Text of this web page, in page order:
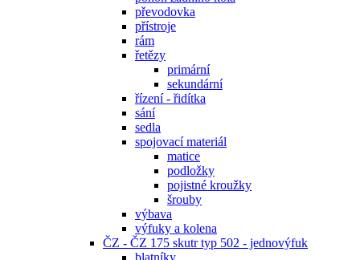
převodovka
přístroje
rám
řetězy
primární
sekundární
řízení - řidítka
sání
sedla
spojovací materiál
matice
podložky
pojistné kroužky
šrouby
výbava
výfuky a kolena
ČZ - ČZ 175 skutr typ 502 - jednovýfuk
blatníky